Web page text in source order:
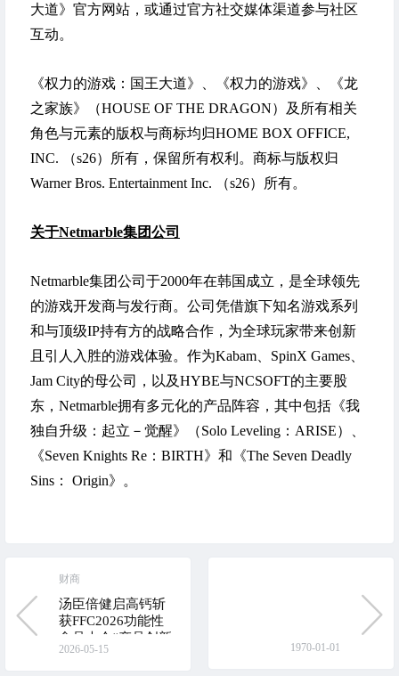
大道》官方网站，或通过官方社交媒体渠道参与社区
互动。
《权力的游戏：国王大道》、《权力的游戏》、《龙
之家族》（HOUSE OF THE DRAGON）及所有相关
角色与元素的版权与商标均归HOME BOX OFFICE,
INC. （s26）所有，保留所有权利。商标与版权归
Warner Bros. Entertainment Inc. （s26）所有。
关于Netmarble集团公司
Netmarble集团公司于2000年在韩国成立，是全球领先
的游戏开发商与发行商。公司凭借旗下知名游戏系列
和与顶级IP持有方的战略合作，为全球玩家带来创新
且引人入胜的游戏体验。作为Kabam、SpinX Games、
Jam City的母公司，以及HYBE与NCSOFT的主要股
东，Netmarble拥有多元化的产品阵容，其中包括《我
独自升级：起立－觉醒》（Solo Leveling：ARISE）、
《Seven Knights Re：BIRTH》和《The Seven Deadly
Sins： Origin》。
财商
汤臣倍健启高钙斩
获FFC2026功能性
食品大会“产品创新
奖”，树立儿童骨骼
2026-05-15 1970-01-01